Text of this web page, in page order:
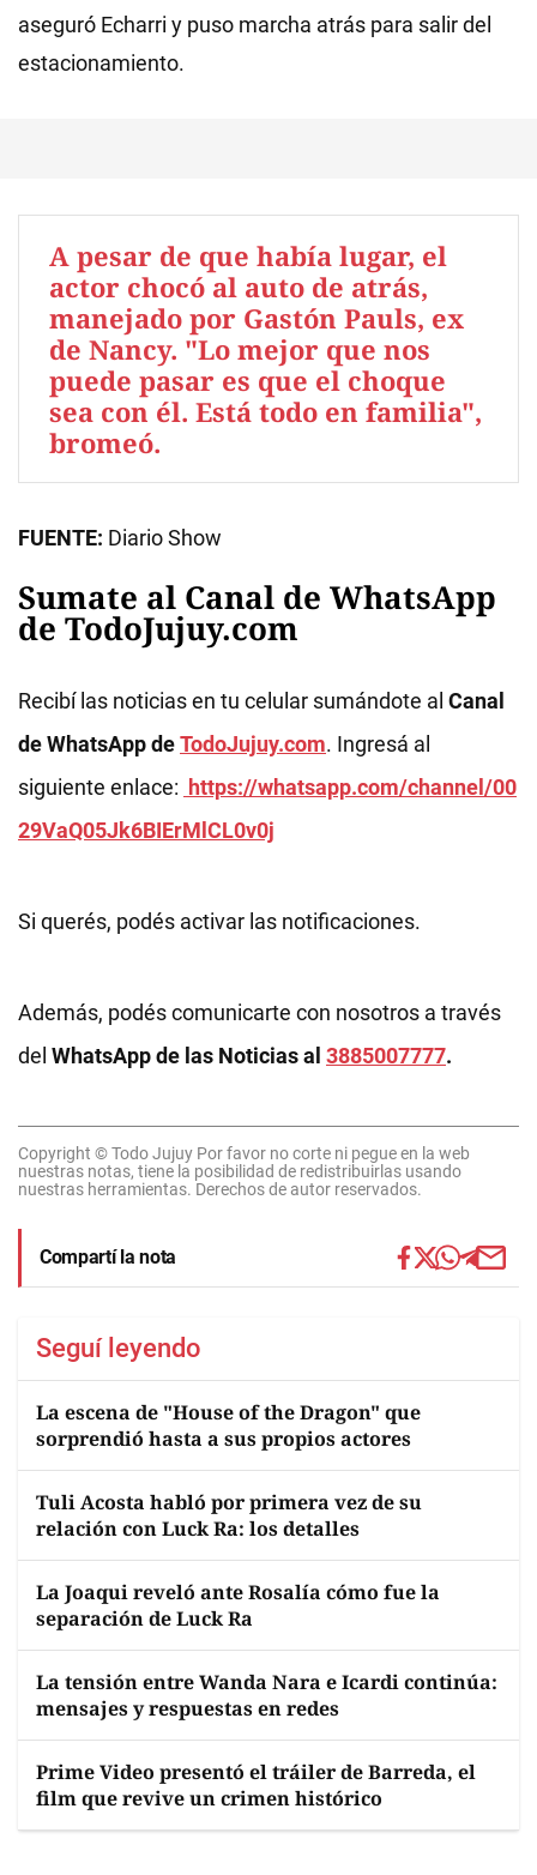
aseguró Echarri y puso marcha atrás para salir del
estacionamiento.
A pesar de que había lugar, el
actor chocó al auto de atrás,
manejado por Gastón Pauls, ex
de Nancy. "Lo mejor que nos
puede pasar es que el choque
sea con él. Está todo en familia",
bromeó.
FUENTE: Diario Show
Sumate al Canal de WhatsApp
de TodoJujuy.com
Recibí las noticias en tu celular sumándote al Canal
de WhatsApp deTodoJujuy.com. Ingresá al
siguiente enlace: https://whatsapp.com/channel/00
29VaQ05Jk6BIErMlCL0v0j
Si querés, podés activar las notificaciones.
Además, podés comunicarte con nosotros a través
del WhatsApp de las Noticias al 3885007777.
Copyright © Todo Jujuy Por favor no corte ni pegue en la web
nuestras notas, tiene la posibilidad de redistribuirlas usando
nuestras herramientas. Derechos de autor reservados.
Compartí la nota
Seguí leyendo
La escena de "House of the Dragon" que
sorprendió hasta a sus propios actores
Tuli Acosta habló por primera vez de su
relación con Luck Ra: los detalles
La Joaqui reveló ante Rosalía cómo fue la
separación de Luck Ra
La tensión entre Wanda Nara e Icardi continúa:
mensajes y respuestas en redes
Prime Video presentó el tráiler de Barreda, el
film que revive un crimen histórico